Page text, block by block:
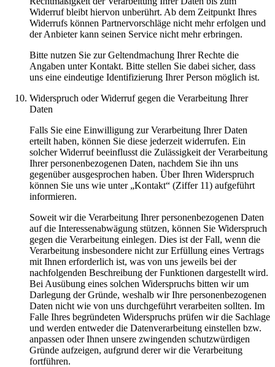
Widerruf bleibt hiervon unberührt. Ab dem Zeitpunkt Ihres
Widerrufs können Partnervorschläge nicht mehr erfolgen und
der Anbieter kann seinen Service nicht mehr erbringen.
Bitte nutzen Sie zur Geltendmachung Ihrer Rechte die
Angaben unter Kontakt. Bitte stellen Sie dabei sicher, dass
uns eine eindeutige Identifizierung Ihrer Person möglich ist.
Widerspruch oder Widerruf gegen die Verarbeitung Ihrer
Daten
Falls Sie eine Einwilligung zur Verarbeitung Ihrer Daten
erteilt haben, können Sie diese jederzeit widerrufen. Ein
solcher Widerruf beeinflusst die Zulässigkeit der Verarbeitung
Ihrer personenbezogenen Daten, nachdem Sie ihn uns
gegenüber ausgesprochen haben. Über Ihren Widerspruch
können Sie uns wie unter „Kontakt“ (Ziffer 11) aufgeführt
informieren.
Soweit wir die Verarbeitung Ihrer personenbezogenen Daten
auf die Interessenabwägung stützen, können Sie Widerspruch
gegen die Verarbeitung einlegen. Dies ist der Fall, wenn die
Verarbeitung insbesondere nicht zur Erfüllung eines Vertrags
mit Ihnen erforderlich ist, was von uns jeweils bei der
nachfolgenden Beschreibung der Funktionen dargestellt wird.
Bei Ausübung eines solchen Widerspruchs bitten wir um
Darlegung der Gründe, weshalb wir Ihre personenbezogenen
Daten nicht wie von uns durchgeführt verarbeiten sollten. Im
Falle Ihres begründeten Widerspruchs prüfen wir die Sachlage
und werden entweder die Datenverarbeitung einstellen bzw.
anpassen oder Ihnen unsere zwingenden schutzwürdigen
Gründe aufzeigen, aufgrund derer wir die Verarbeitung
fortführen.